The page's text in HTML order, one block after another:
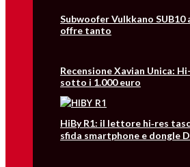
Subwoofer Vulkkano
offre tanto
Recensione Xavian Unica:
sotto i 1.000 euro
HiBy R1: il lettore hi‑res
sfida smartphone e dongle